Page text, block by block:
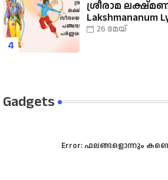
ശ്രീരാമ
Lakshmananum
Album | Sreerama
26 മേയ്
Gadgets
Error:ഫലങ്ങളൊന്നും